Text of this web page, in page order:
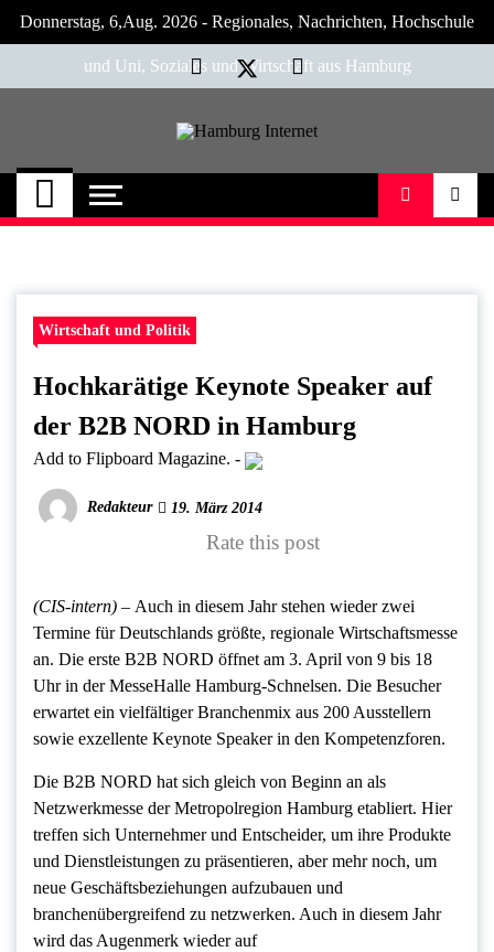
Skip
Donnerstag, 6,Aug. 2026 - Regionales, Nachrichten, Hochschule
und Uni, Soziales und Wirtschaft aus Hamburg
Hamburg Internet
Neuigkeiten und Nachrichten aus Hamburg
Wirtschaft und Politik
Hochkarätige Keynote Speaker auf
der B2B NORD in Hamburg
Add to Flipboard Magazine. -
Redakteur 19. März 2014
Rate this post
(CIS-intern) – Auch in diesem Jahr stehen wieder zwei
Termine für Deutschlands größte, regionale Wirtschaftsmesse
an. Die erste B2B NORD öffnet am 3. April von 9 bis 18
Uhr in der MesseHalle Hamburg-Schnelsen. Die Besucher
erwartet ein vielfältiger Branchenmix aus 200 Ausstellern
sowie exzellente Keynote Speaker in den Kompetenzforen.
Die B2B NORD hat sich gleich von Beginn an als
Netzwerkmesse der Metropolregion Hamburg etabliert. Hier
treffen sich Unternehmer und Entscheider, um ihre Produkte
und Dienstleistungen zu präsentieren, aber mehr noch, um
neue Geschäftsbeziehungen aufzubauen und
branchenübergreifend zu netzwerken. Auch in diesem Jahr
wird das Augenmerk wieder auf